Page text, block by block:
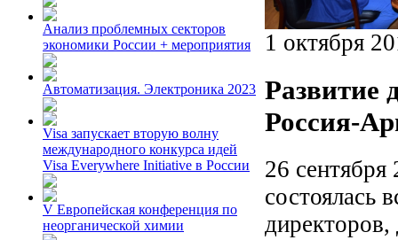
Анализ проблемных секторов
экономики России + мероприятия
Автоматизация. Электроника 2023
Visa запускает вторую волну
международного конкурса идей
Visa Everywhere Initiative в России
V Европейская конференция по
неорганической химии
1 октября
Развитие
Россия-
26 сентября
состоялась